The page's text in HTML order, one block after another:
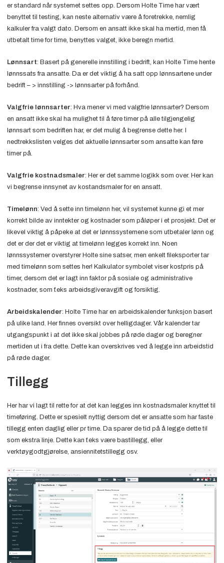
er standard når systemet settes opp. Dersom Holte Time har vært
benyttet til testing, kan neste alternativ være å foretrekke, nemlig
kalkuler fra valgt dato. Dersom en ansatt ikke skal ha mertid, men få
utbetalt time for time, benyttes valget, ikke beregn mertid.
Lønnsart: Basert på generelle innstilling i bedrift, kan Holte Time hente
lønnssats fra ansatte. Da er det viktig å ha satt opp lønnsartene under
bedrift – > innstilling -> lønnsarter på forhånd.
Valgfrie lønnsarter: Hva mener vi med valgfrie lønnsarter? Dersom
en ansatt ikke skal ha mulighet til å føre timer på alle tilgjengelig
lønnsart som bedriften har, er det mulig å begrense dette her. I
nedtrekkslisten velges det aktuelle lønnsarter som ansatte kan føre
timer på.
Valgfrie kostnadsmaler: Her er det samme logikk som over. Her kan
vi begrense innsynet av kostandsmaler for en ansatt.
Timelønn: Ved å sette inn timelønn her, vil systemet kunne gi et mer
korrekt bilde av inntekter og kostnader som påløper i et prosjekt. Det er
likevel viktig å påpeke at det er lønnssystemene som utbetaler lønn og
det er der det er viktig at timelønn legges korrekt inn. Noen
lønnssystemer overstyrer Holte sine satser, men enkelt fileksporter tar
med timelønn som settes her! Kalkulator symbolet viser kostpris på
timer, dersom det er lagt inn faktor på sosiale og administrative
kostnader, som f.eks arbeidsgiveravgift og forsiktig.
Arbeidskalender: Holte Time har en arbeidskalender funksjon basert
på ulike land. Her finnes oversikt over helligdager. Vår kalender tar
utgangspunkt i at det ikke skal jobbes på røde dager og beregner
mertiden ut i fra dette. Dette kan overskrives ved å legge inn arbeidstid
på røde dager.
Tillegg
Her har vi lagt til rette for at det kan legges inn kostnadsmaler knyttet til
timeføring. Dette er spesielt nyttig dersom det er ansatte som har faste
tillegg enten daglig eller pr time. Da sparer de tid på å legge dette til
som ekstra linje. Dette kan f.eks være bastillegg, eller
verktøygodtgjørelse, ansiennitetstillegg osv.